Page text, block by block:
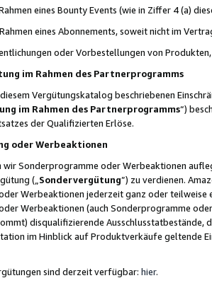
eines Bounty Events (wie in Ziffer 4 (a)
eines Abonnements, soweit nicht im
oder Vorbestellungen von
im Rahmen des Partnerprogramms
Vergütungskatalog beschriebenen
im Rahmen des Partnerprogramms“)
der Qualifizierten Erlöse.
oder Werbeaktionen
wir Sonderprogramme oder Werbeaktionen
(„ Sondervergütung”) zu verdienen.
Werbeaktionen jederzeit ganz oder
Werbeaktionen (auch Sonderprogramme
disqualifizierende Ausschlusstatbestände,
im Hinblick auf Produktverkäufe geltende
sind derzeit verfügbar: hier.